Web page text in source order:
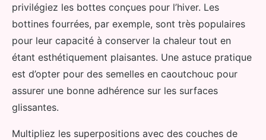
privilégiez les bottes conçues pour l’hiver. Les
bottines fourrées, par exemple, sont très populaires
pour leur capacité à conserver la chaleur tout en
étant esthétiquement plaisantes. Une astuce pratique
est d’opter pour des semelles en caoutchouc pour
assurer une bonne adhérence sur les surfaces
glissantes.
Multipliez les superpositions avec des couches de